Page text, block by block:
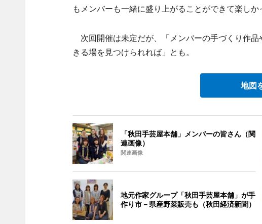
もメンバーも一緒に盛り上がることができて楽しか
次回開催は未定だが、「メンバーの手づくり作
きる場を見つけられれば」とも。
地図
「秋田手芸屋本舗」メンバーの皆さん（関
連画像）
関連画像
地元作家グループ「秋田手芸屋本舗」が手
作り市－県産野菜販売も（秋田経済新聞）